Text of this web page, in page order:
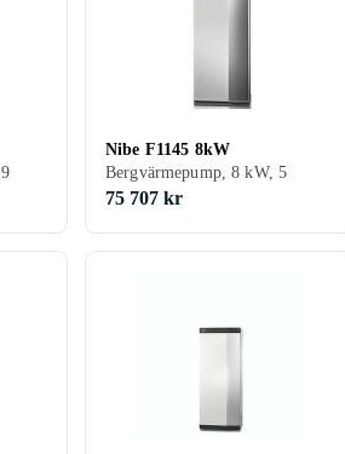
Nibe F1145 8kW
Bergvärmepump, 8 kW, 5
75 707 kr